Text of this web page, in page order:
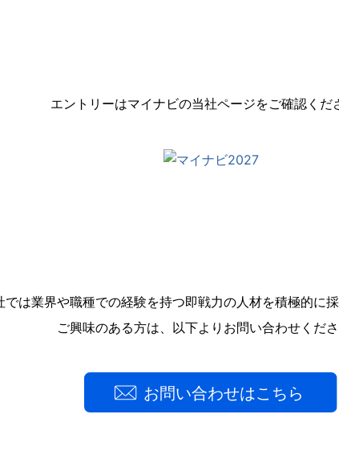
エントリーはマイナビの当社ページをご確認くだ
では業界や職種での経験を持つ即戦力の人材を積極的に採
ご興味のある方は、以下よりお問い合わせくださ